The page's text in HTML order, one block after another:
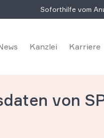
Soforthilfe vom
Kanzlei Karriere
von